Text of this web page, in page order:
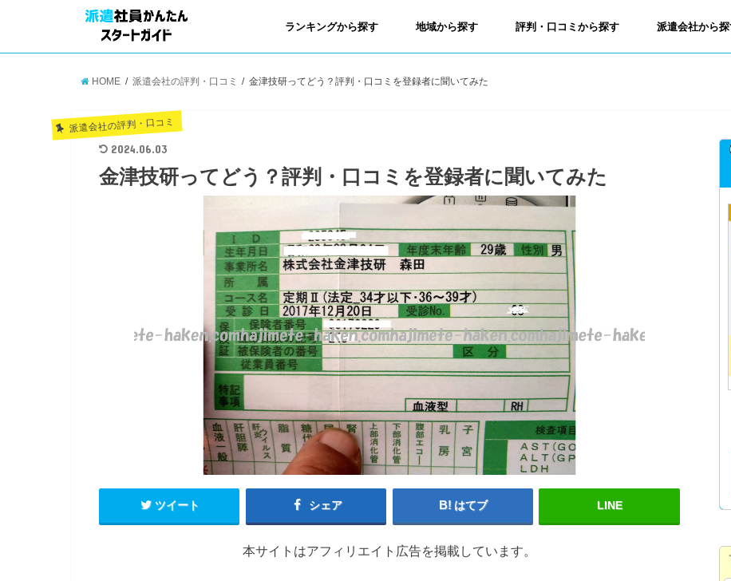
ランキングから探す 地域から探す 評判・口コミから探す 派遣会社から
HOME 派遣会社の評判・口コミ 金津技研ってどう？評判・口コミを登録者に聞いてみた
派遣会社の評判・口コミ
2024.06.03
金津技研ってどう？評判・口コミを登録者に聞いてみた
ツイート シェア はてブ LINE
本サイトはアフィリエイト広告を掲載しています。